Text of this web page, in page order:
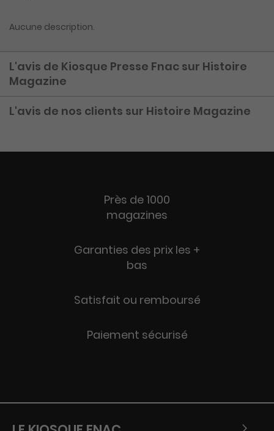
Aucune description.
L'avis de Kiosque Presse Fnac sur Histoire
Magazine
L'avis de nos clients sur Histoire Magazine
Près de 1000
magazines
Garanties des prix les +
bas
Satisfait ou remboursé
Paiement sécurisé